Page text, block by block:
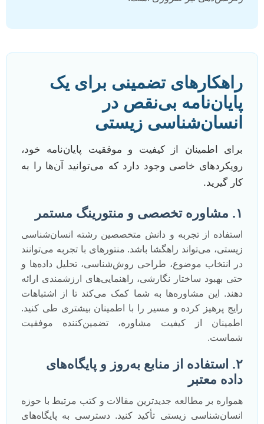
راهکارهای تضمینی برای یک
پایان‌نامه بی‌نقص در
انسان‌شناسی زیستی
برای اطمینان از کیفیت و موفقیت پایان‌نامه خود،
رویکردهای خاصی وجود دارد که می‌توانید آن‌ها را به
کار گیرید.
۱. مشاوره تخصصی و منتورینگ مستمر
استفاده از تجربه و دانش متخصصین رشته انسان‌شناسی
زیستی، می‌تواند راهگشا باشد. منتورهای با تجربه می‌توانند
در انتخاب موضوع، طراحی روش‌شناسی، تحلیل داده‌ها و
حتی بهبود ساختار نگارشی، راهنمایی‌های ارزشمندی ارائه
دهند. این مشاوره‌ها به شما کمک می‌کند تا از اشتباهات
رایج پرهیز کرده و مسیر را با اطمینان بیشتری طی کنید.
اطمینان از کیفیت مشاوره، تضمین‌کننده موفقیت
شماست.
۲. استفاده از منابع به‌روز و پایگاه‌های
داده معتبر
همواره بر مطالعه جدیدترین مقالات و کتب مرتبط با حوزه
انسان‌شناسی زیستی تأکید کنید. دسترسی به پایگاه‌های